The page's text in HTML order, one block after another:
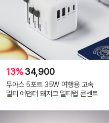
13%34,900
무아스 5포트 35W 여행용 고속
멀티 어댑터 돼지코 멀티탭 콘센트